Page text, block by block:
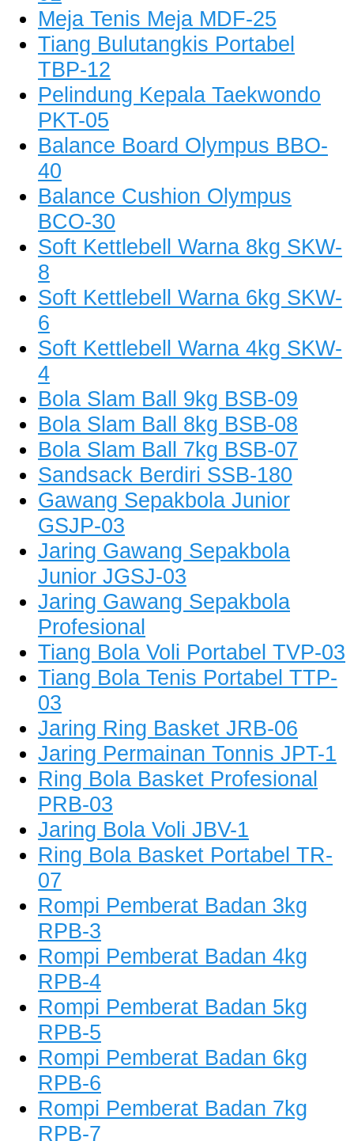
Meja Tenis Meja MDF-25
Tiang Bulutangkis Portabel
TBP-12
Pelindung Kepala Taekwondo
PKT-05
Balance Board Olympus BBO-
40
Balance Cushion Olympus
BCO-30
Soft Kettlebell Warna 8kg SKW-
8
Soft Kettlebell Warna 6kg SKW-
6
Soft Kettlebell Warna 4kg SKW-
4
Bola Slam Ball 9kg BSB-09
Bola Slam Ball 8kg BSB-08
Bola Slam Ball 7kg BSB-07
Sandsack Berdiri SSB-180
Gawang Sepakbola Junior
GSJP-03
Jaring Gawang Sepakbola
Junior JGSJ-03
Jaring Gawang Sepakbola
Profesional
Tiang Bola Voli Portabel TVP-03
Tiang Bola Tenis Portabel TTP-
03
Jaring Ring Basket JRB-06
Jaring Permainan Tonnis JPT-1
Ring Bola Basket Profesional
PRB-03
Jaring Bola Voli JBV-1
Ring Bola Basket Portabel TR-
07
Rompi Pemberat Badan 3kg
RPB-3
Rompi Pemberat Badan 4kg
RPB-4
Rompi Pemberat Badan 5kg
RPB-5
Rompi Pemberat Badan 6kg
RPB-6
Rompi Pemberat Badan 7kg
RPB-7